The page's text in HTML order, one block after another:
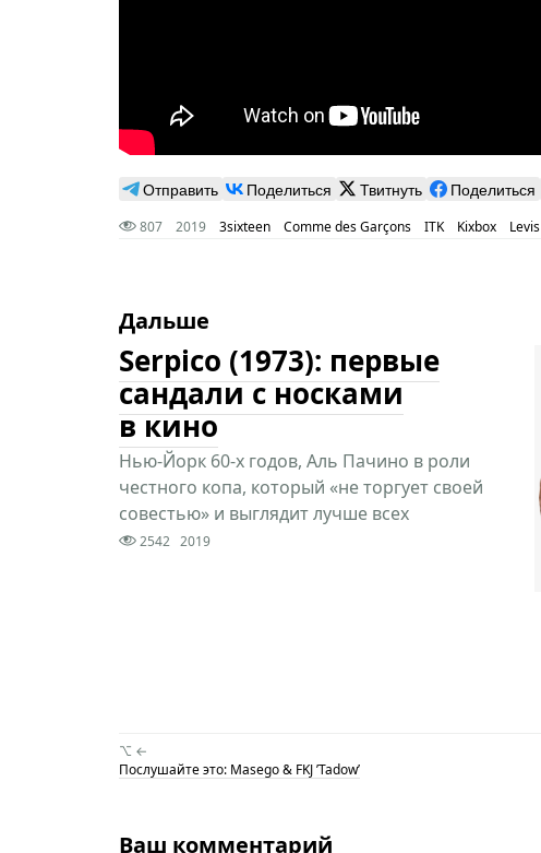
Отправить Поделиться Твитнуть Поделиться
807 2019 3sixteen Comme des Garçons ITK Kixbox Levis
Дальше
Serpico (1973): первые
сандали с носками
в кино
Нью-Йорк 60-х годов, Аль Пачино в роли
честного копа, который «не торгует своей
совестью» и выглядит лучше всех
2542 2019
⌥ ←
Послушайте это: Masego & FKJ ’Tadow’
Ваш комментарий